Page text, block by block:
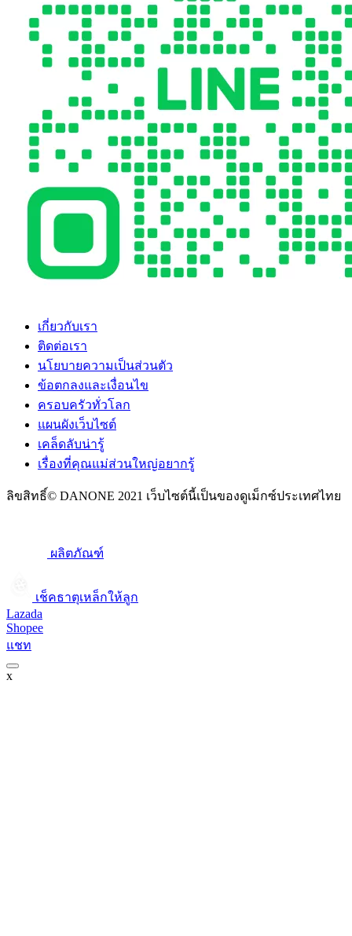
เกี่ยวกับเรา
ติดต่อเรา
นโยบายความเป็นส่วนตัว
ข้อตกลงและเงื่อนไข
ครอบครัวทั่วโลก
แผนผังเว็บไซต์
เคล็ดลับน่ารู้
เรื่องที่คุณแม่ส่วนใหญ่อยากรู้
ลิขสิทธิ์© DANONE 2021 เว็บไซต์นี้เป็นของดูเม็กซ์ประเทศไทย
ผลิตภัณฑ์
เช็คธาตุเหล็กให้ลูก​
Lazada
Shopee
แชท
x